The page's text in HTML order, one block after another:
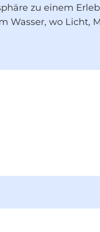
zu einem
Wasser, wo Licht,